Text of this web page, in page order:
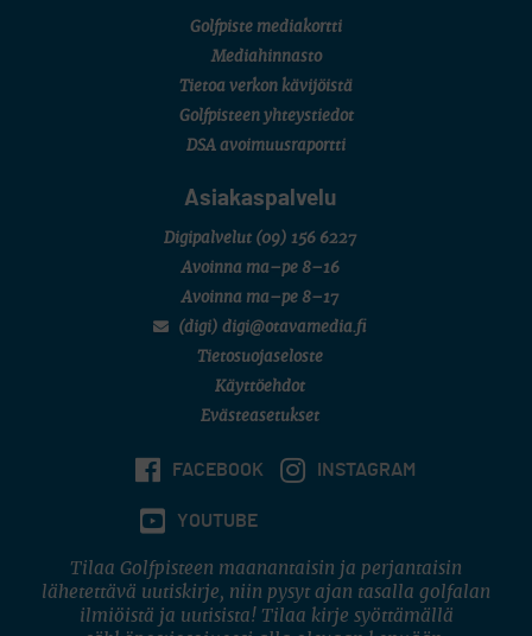
Golfpiste mediakortti
Mediahinnasto
Tietoa verkon kävijöistä
Golfpisteen yhteystiedot
DSA avoimuusraportti
Asiakaspalvelu
Digipalvelut (09) 156 6227
Avoinna ma–pe 8–16
Avoinna ma–pe 8–17
(digi) digi@otavamedia.fi
Tietosuojaseloste
Käyttöehdot
Evästeasetukset
FACEBOOK INSTAGRAM
YOUTUBE
Tilaa Golfpisteen maanantaisin ja perjantaisin
lähetettävä uutiskirje, niin pysyt ajan tasalla golfalan
ilmiöistä ja uutisista! Tilaa kirje syöttämällä